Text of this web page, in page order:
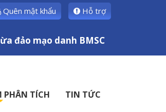
Quên mật khẩu Hỗ trợ
đảo mạo danh BMSC
PHÂN TÍCH TIN TỨC